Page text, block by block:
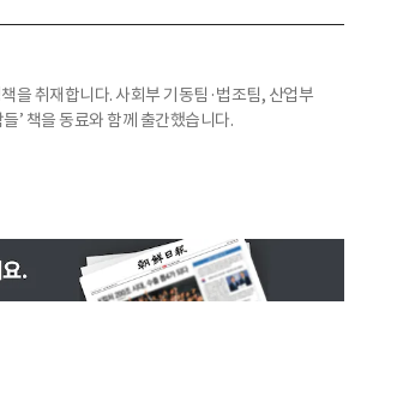
을 취재합니다. 사회부 기동팀·법조팀, 산업부
’ 책을 동료와 함께 출간했습니다.